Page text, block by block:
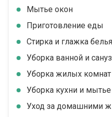
Мытье окон
Приготовление еды
Стирка и глажка белья
Уборка ванной и
Уборка жилых комнат
Уборка кухни и
Уход за домашними